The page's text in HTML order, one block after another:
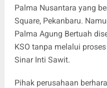
Palma Nusantara yang
Square, Pekanbaru.
Palma Agung Bertuah
KSO tanpa melalui
Sinar Inti Sawit.
Pihak perusahaan